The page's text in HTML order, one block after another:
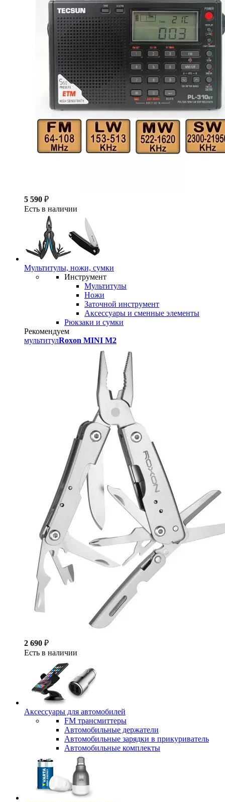
5 590 ₽
Есть в наличии
Мультитулы, ножи, сумки
Инструмент
Мультитулы
Ножи
Заточной инструмент
Аксессуары и сменные элементы
Рюкзаки и сумки
Рекомендуем
мультитулRoxon MINI M2
2 690 ₽
Есть в наличии
Аксессуары для автомобилей
FM трансмиттеры
Автомобильные держатели
Автомобильные зарядки в прикуриватель
Автомобильные комплекты